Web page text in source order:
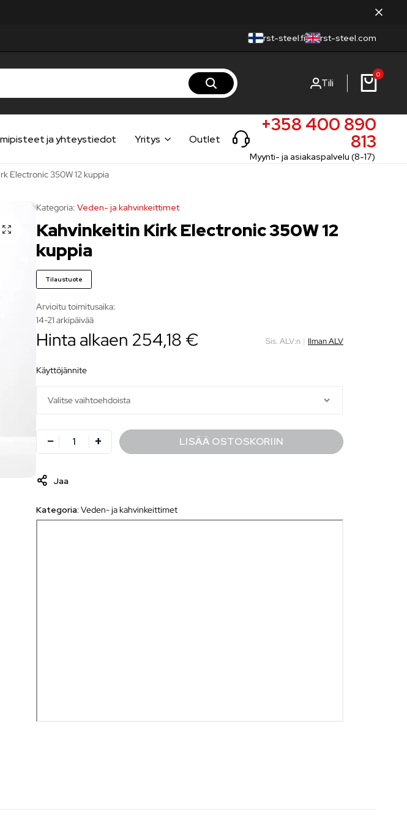
rst-steel.fi rst-steel.com
Tili
0
ja yhteystiedot Yritys Outlet
+358 400 890
813
Myynti- ja asiakaspalvelu (8-17)
Electronic 350W 12 kuppia
Kategoria: Veden- ja kahvinkeittimet
Kahvinkeitin Kirk Electronic 350W 12
kuppia
Tilaustuote
Arvioitu toimitusaika:
14-21 arkipäivää
Hinta alkaen 254,18 € Sis. ALV:n | Ilman ALV
käyttöjännite
LISÄÄ OSTOSKORIIN
Jaa
Kategoria:Veden- ja kahvinkeittimet